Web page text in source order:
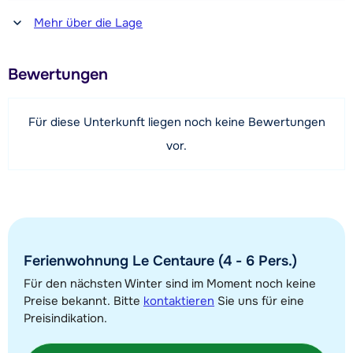
Entfernung zum(r) Restaurant oder zur Bar
150 Meter
Entfernung zur Piste
25 Meter
600 Meter (über Hang)
Mehr über die Lage
Bewertungen
Für diese Unterkunft liegen noch keine Bewertungen
vor.
Ferienwohnung Le Centaure (4 - 6 Pers.)
Für den nächsten Winter sind im Moment noch keine
Preise bekannt. Bitte kontaktieren Sie uns für eine
Preisindikation.